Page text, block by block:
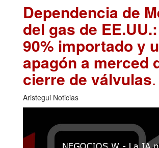
Dependencia de
del gas de
90% importado y
apagón a merced
cierre de válvulas
Aristegui Noticias